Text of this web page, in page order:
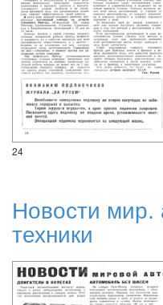
24
Новости мир.
техники